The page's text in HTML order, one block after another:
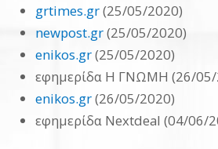
grtimes.gr(25/05/2020)
newpost.gr(25/05/2020)
enikos.gr(25/05/2020)
εφημερίδα Η ΓΝΩΜΗ (26/05/
enikos.gr(26/05/2020)
εφημερίδα Nextdeal (04/06/